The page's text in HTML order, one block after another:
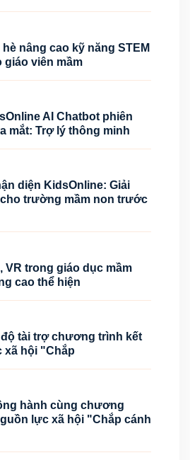
nâng cao kỹ năng STEM
giáo viên mầm
AI Chatbot phiên
mắt: Trợ lý thông minh
diện KidsOnline: Giải
trường mầm non trước
VR trong giáo dục mầm
cao thể hiện
tài trợ chương trình kết
xã hội "Chắp
hành cùng chương
lực xã hội "Chắp cánh